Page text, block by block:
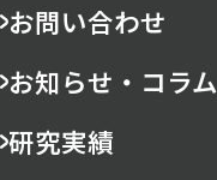
お問い合わせ
お知らせ・コラム
研究実績